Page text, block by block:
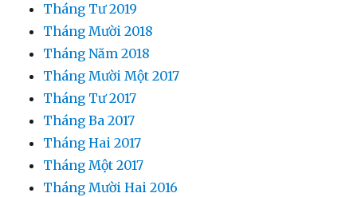
Tháng Tư 2019
Tháng Mười 2018
Tháng Năm 2018
Tháng Mười Một 2017
Tháng Tư 2017
Tháng Ba 2017
Tháng Hai 2017
Tháng Một 2017
Tháng Mười Hai 2016